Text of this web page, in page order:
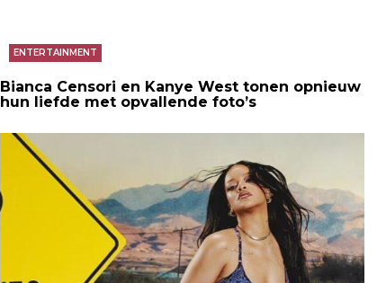
ENTERTAINMENT
Bianca Censori en Kanye West tonen opnieuw
hun liefde met opvallende foto’s